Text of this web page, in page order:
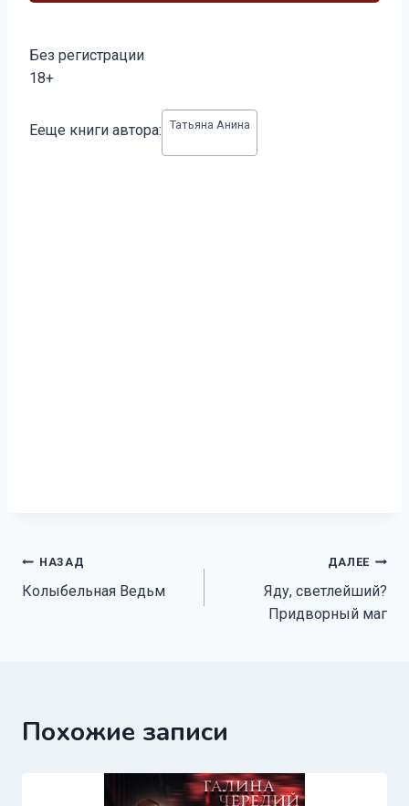
Без регистрации
18+
записи:
Ееще книги автора: Татьяна Анина
Навигация
по
НАЗАД
Колыбельная Ведьм
ДАЛЕЕ
Яду, светлейший?
Придворный маг
Похожие записи